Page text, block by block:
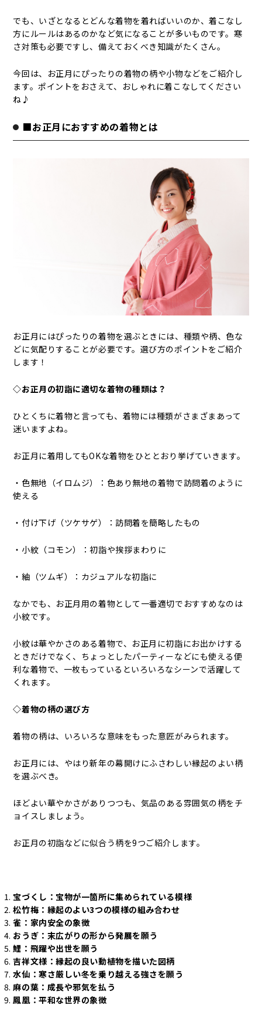
でも、いざとなるとどんな着物を着ればいいのか、着こなし
方にルールはあるのかなど気になることが多いものです。寒
さ対策も必要ですし、備えておくべき知識がたくさん。
今回は、お正月にぴったりの着物の柄や小物などをご紹介し
ます。ポイントをおさえて、おしゃれに着こなしてください
ね♪
■お正月におすすめの着物とは
お正月にはぴったりの着物を選ぶときには、種類や柄、色な
どに気配りすることが必要です。選び方のポイントをご紹介
します！
◇お正月の初詣に適切な着物の種類は？
ひとくちに着物と言っても、着物には種類がさまざまあって
迷いますよね。
お正月に着用してもOKな着物をひととおり挙げていきます。
・色無地（イロムジ）：色あり無地の着物で訪問着のように
使える
・付け下げ（ツケサゲ）：訪問着を簡略したもの
・小紋（コモン）：初詣や挨拶まわりに
・紬（ツムギ）：カジュアルな初詣に
なかでも、お正月用の着物として一番適切でおすすめなのは
小紋です。
小紋は華やかさのある着物で、お正月に初詣にお出かけする
ときだけでなく、ちょっとしたパーティーなどにも使える便
利な着物で、一枚もっているといろいろなシーンで活躍して
くれます。
◇着物の柄の選び方
着物の柄は、いろいろな意味をもった意匠がみられます。
お正月には、やはり新年の幕開けにふさわしい縁起のよい柄
を選ぶべき。
ほどよい華やかさがありつつも、気品のある雰囲気の柄をチ
ョイスしましょう。
お正月の初詣などに似合う柄を9つご紹介します。
宝づくし：宝物が一箇所に集められている模様
松竹梅：縁起のよい3つの模様の組み合わせ
雀：家内安全の象徴
おうぎ：末広がりの形から発展を願う
鯉：飛躍や出世を願う
吉祥文様：縁起の良い動植物を描いた図柄
水仙：寒さ厳しい冬を乗り越える強さを願う
麻の葉：成長や邪気を払う
鳳凰：平和な世界の象徴